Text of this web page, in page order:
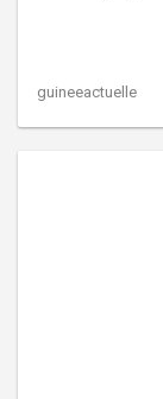
guineeactuelle